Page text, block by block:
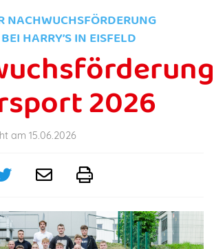
NACHWUCHSFÖRDERUNG
HARRY’S IN EISFELD
2026
am 15.06.2026